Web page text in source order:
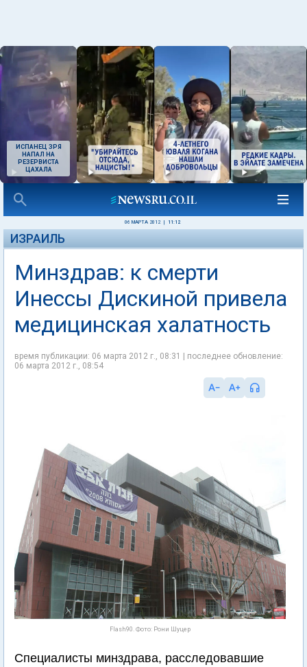
ИСПАНЕЦ ЗРЯ
НАПАЛ НА
РЕЗЕРВИСТА
ЦАХАЛА
06 МАРТА 2012 11:12
ИЗРАИЛЬ
Минздрав: к смерти
Инессы Дискиной привела
медицинская халатность
время публикации: 06 марта 2012 г., 08:31 | последнее обновление:
06 марта 2012 г., 08:54
Flash90. Фото: Рони Шуцер
Специалисты минздрава, расследовавшие